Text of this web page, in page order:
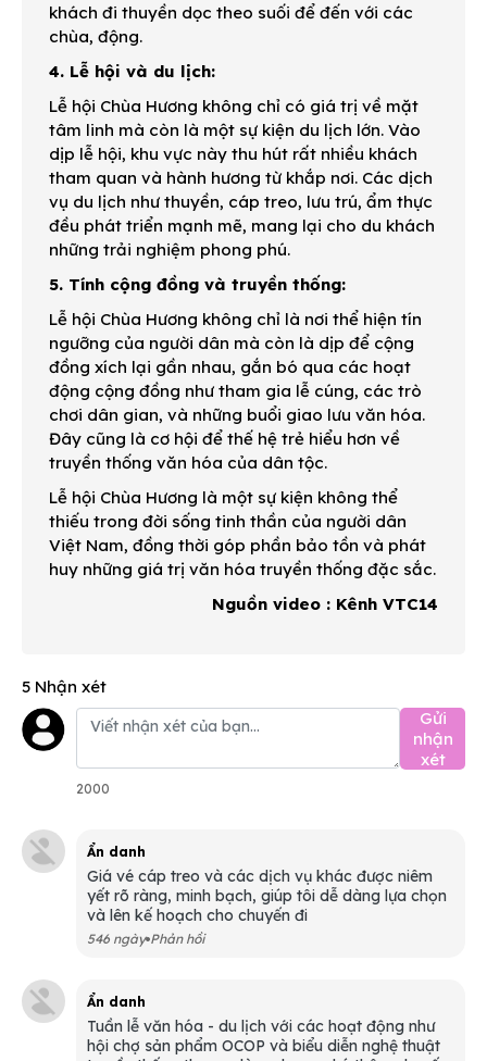
khách đi thuyền dọc theo suối để đến với các
chùa, động.
4. Lễ hội và du lịch:
Lễ hội Chùa Hương không chỉ có giá trị về mặt
tâm linh mà còn là một sự kiện du lịch lớn. Vào
dịp lễ hội, khu vực này thu hút rất nhiều khách
tham quan và hành hương từ khắp nơi. Các dịch
vụ du lịch như thuyền, cáp treo, lưu trú, ẩm thực
đều phát triển mạnh mẽ, mang lại cho du khách
những trải nghiệm phong phú.
5. Tính cộng đồng và truyền thống:
Lễ hội Chùa Hương không chỉ là nơi thể hiện tín
ngưỡng của người dân mà còn là dịp để cộng
đồng xích lại gần nhau, gắn bó qua các hoạt
động cộng đồng như tham gia lễ cúng, các trò
chơi dân gian, và những buổi giao lưu văn hóa.
Đây cũng là cơ hội để thế hệ trẻ hiểu hơn về
truyền thống văn hóa của dân tộc.
Lễ hội Chùa Hương là một sự kiện không thể
thiếu trong đời sống tinh thần của người dân
Việt Nam, đồng thời góp phần bảo tồn và phát
huy những giá trị văn hóa truyền thống đặc sắc.
Nguồn video : Kênh VTC14
5 Nhận xét
Gửi
nhận
xét
2000
Ẩn danh
Giá vé cáp treo và các dịch vụ khác được niêm
yết rõ ràng, minh bạch, giúp tôi dễ dàng lựa chọn
và lên kế hoạch cho chuyến đi
546 ngày Phản hồi
Ẩn danh
Tuần lễ văn hóa - du lịch với các hoạt động như
hội chợ sản phẩm OCOP và biểu diễn nghệ thuật